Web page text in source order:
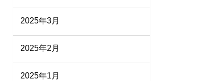
2025年3月
2025年2月
2025年1月